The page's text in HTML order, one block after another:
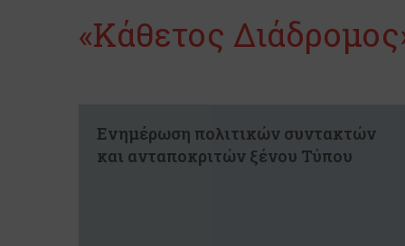
«Κάθετος
Ενημέρωση πολιτικών συντακτών
και ανταποκριτών ξένου Τύπου